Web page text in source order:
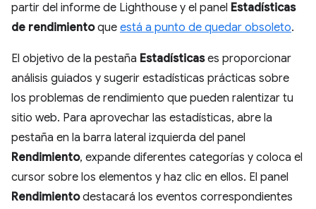
partir del informe de Lighthouse y el panel Estadísticas
de rendimientoque está a punto de quedar obsoleto.
El objetivo de la pestaña Estadísticases proporcionar
análisis guiados y sugerir estadísticas prácticas sobre
los problemas de rendimiento que pueden ralentizar tu
sitio web. Para aprovechar las estadísticas, abre la
pestaña en la barra lateral izquierda del panel
Rendimiento, expande diferentes categorías y coloca el
cursor sobre los elementos y haz clic en ellos. El panel
Rendimientodestacará los eventos correspondientes